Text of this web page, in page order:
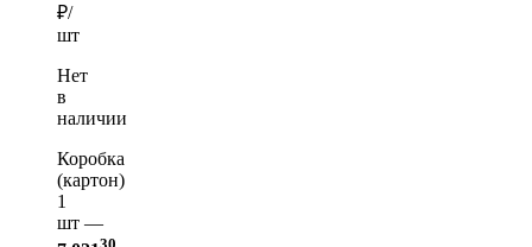
₽/
шт
Нет
в
наличии
Коробка
(картон)
1
шт —
30